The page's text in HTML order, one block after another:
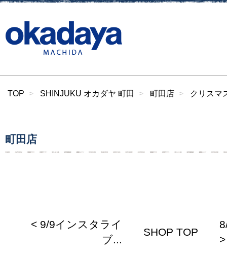
TOP SHINJUKU オカダヤ 町田 町田店 クリスマ
町田店
< 9/9インスタライ
ブ...
SHOP TOP
>